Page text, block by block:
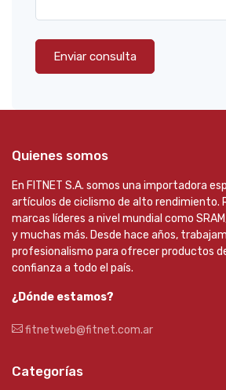
Enviar consulta
Quienes somos
En FITNET S.A. somos una importadora
artículos de ciclismo de alto rendimiento.
marcas líderes a nivel mundial como
y muchas más. Desde hace años,
profesionalismo para ofrecer productos
confianza a todo el país.
¿Dónde estamos?
fitnetweb@fitnet.com.ar
Categorías